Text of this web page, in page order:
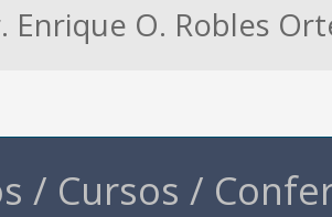
Enrique O. Robles
/ Cursos /